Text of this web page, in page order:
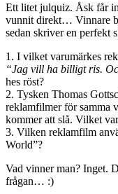
Ett litet julquiz. Åsk får
vunnit direkt… Vinnare
sedan skriver en perfekt
1. I vilket varumärkes
“Jag vill ha billigt ris.
hes röst?
2. Tysken Thomas
reklamfilmer för samma
kommer att slå. Vilket
3. Vilken reklamfilm
World”?
Vad vinner man? Inget.
frågan… :)